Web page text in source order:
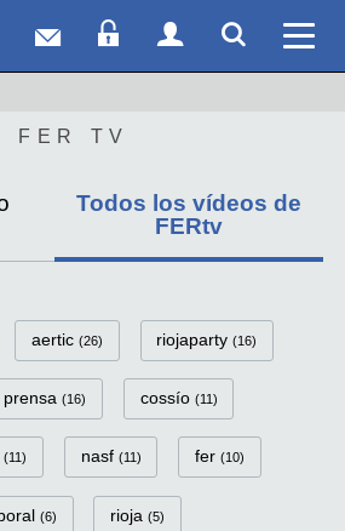
Correo webAcceso Socios
Acceso
FER TV
Todos los vídeos de
FERtv
aertic (26) riojaparty (16)
(16) cossío (11)
(11) nasf (11) fer (10)
(6) rioja (5)